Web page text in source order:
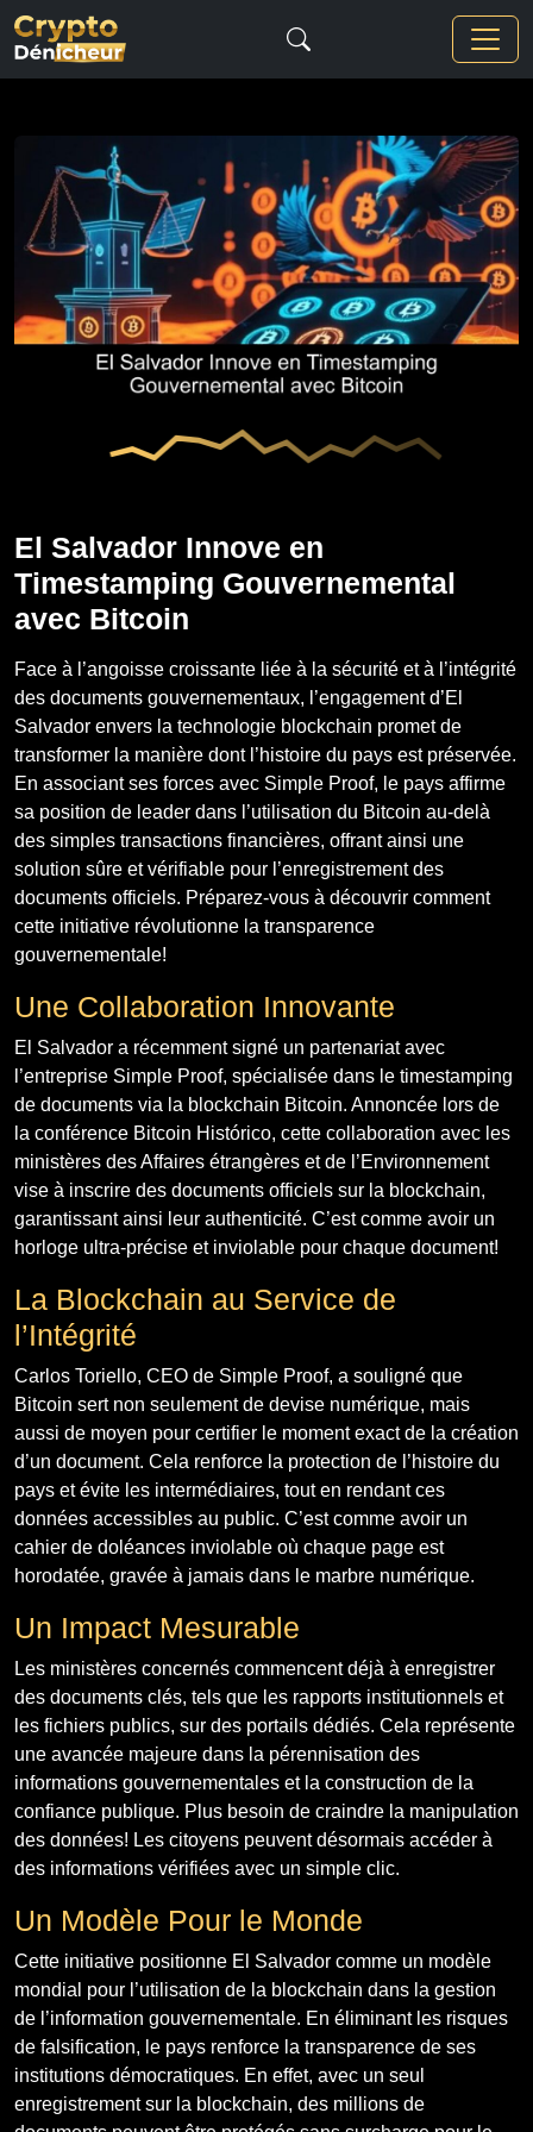
El Salvador Innove en
Timestamping Gouvernemental
avec Bitcoin
Face à l’angoisse croissante liée à la sécurité et à l’intégrité
des documents gouvernementaux, l’engagement d’El
Salvador envers la technologie blockchain promet de
transformer la manière dont l’histoire du pays est préservée.
En associant ses forces avec Simple Proof, le pays affirme
sa position de leader dans l’utilisation du Bitcoin au-delà
des simples transactions financières, offrant ainsi une
solution sûre et vérifiable pour l’enregistrement des
documents officiels. Préparez-vous à découvrir comment
cette initiative révolutionne la transparence
gouvernementale!
Une Collaboration Innovante
El Salvador a récemment signé un partenariat avec
l’entreprise Simple Proof, spécialisée dans le timestamping
de documents via la blockchain Bitcoin. Annoncée lors de
la conférence Bitcoin Histórico, cette collaboration avec les
ministères des Affaires étrangères et de l’Environnement
vise à inscrire des documents officiels sur la blockchain,
garantissant ainsi leur authenticité. C’est comme avoir un
horloge ultra-précise et inviolable pour chaque document!
La Blockchain au Service de
l’Intégrité
Carlos Toriello, CEO de Simple Proof, a souligné que
Bitcoin sert non seulement de devise numérique, mais
aussi de moyen pour certifier le moment exact de la création
d’un document. Cela renforce la protection de l’histoire du
pays et évite les intermédiaires, tout en rendant ces
données accessibles au public. C’est comme avoir un
cahier de doléances inviolable où chaque page est
horodatée, gravée à jamais dans le marbre numérique.
Un Impact Mesurable
Les ministères concernés commencent déjà à enregistrer
des documents clés, tels que les rapports institutionnels et
les fichiers publics, sur des portails dédiés. Cela représente
une avancée majeure dans la pérennisation des
informations gouvernementales et la construction de la
confiance publique. Plus besoin de craindre la manipulation
des données! Les citoyens peuvent désormais accéder à
des informations vérifiées avec un simple clic.
Un Modèle Pour le Monde
Cette initiative positionne El Salvador comme un modèle
mondial pour l’utilisation de la blockchain dans la gestion
de l’information gouvernementale. En éliminant les risques
de falsification, le pays renforce la transparence de ses
institutions démocratiques. En effet, avec un seul
enregistrement sur la blockchain, des millions de